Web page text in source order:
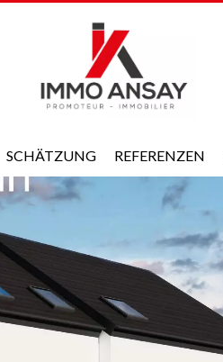
SCHÄTZUNG REFERENZEN